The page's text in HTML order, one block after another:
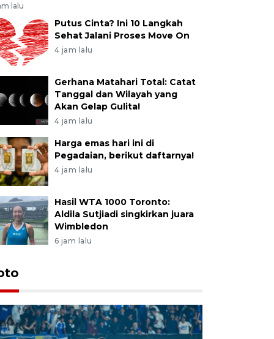
lalu
Putus Cinta? Ini 10 Langkah
Sehat Jalani Proses Move On
4 jam lalu
Gerhana Matahari Total: Catat
Tanggal dan Wilayah yang
Akan Gelap Gulita!
4 jam lalu
Harga emas hari ini di
Pegadaian, berikut daftarnya!
4 jam lalu
Hasil WTA 1000 Toronto:
Aldila Sutjiadi singkirkan juara
Wimbledon
6 jam lalu